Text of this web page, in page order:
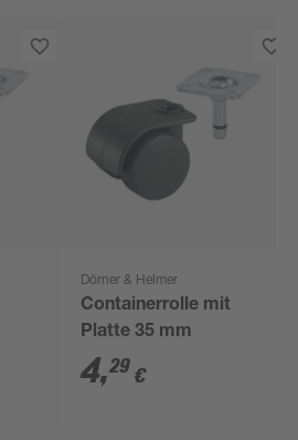
Dörner & Helmer
Containerrolle mit
Platte 35 mm
4,29 €